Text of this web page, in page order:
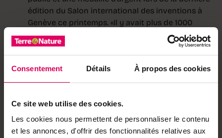
Consentement Détails À propos des cookies
Ce site web utilise des cookies.
Les cookies nous permettent de personnaliser le contenu
et les annonces, d'offrir des fonctionnalités relatives aux
édition du Salon international des inventions à
Genève ce printemps. «Il y avait plus de 1000
exposants, quasiment tous des ingénieurs. Moi, je
n’ai qu’un diplôme de cuisinier et j’avais bricolé
une maquette pas chère. Je pensais n’avoir
aucune chance!» Pourtant, Olivier Haldi a bel et
bien conquis les visiteurs et le jury grâce à son
personne n’y avait pensé avant…